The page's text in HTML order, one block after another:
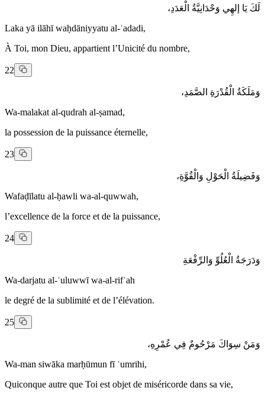
لَكَ يَا إلهِي وَحْدَانِيَّةُ الْعَدَدِ،
Laka yā ilāhī waḥdāniyyatu al-ʿadadi,
À Toi, mon Dieu, appartient l’Unicité du nombre,
22
وَمَلَكَةُ الْقُدْرَةِ الصَّمَدِ،
Wa-malakat al-qudrah al-ṣamad,
la possession de la puissance éternelle,
23
وَفَضِيلَةُ الْحَوْلِ وَالْقُوَّةِ،
Wafaḍīlatu al-ḥawli wa-al-quwwah,
l’excellence de la force et de la puissance,
24
وَدَرَجَةُ الْعُلُوِّ وَالرِّفْعَةِ
Wa-darjatu al-ʿuluwwī wa-al-rifʿah
le degré de la sublimité et de l’élévation.
25
وَمَنْ سِوَاكَ مَرْحُومٌ فِي عُمْرِهِ،
Wa-man siwāka marḥūmun fī ʿumrihi,
Quiconque autre que Toi est objet de miséricorde dans sa vie,